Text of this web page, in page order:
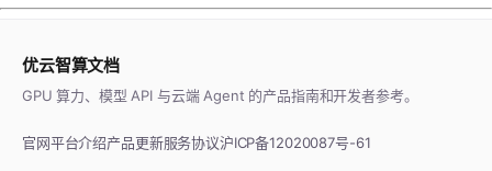
优云智算文档
GPU 算力、模型 API 与云端 Agent 的产品指南和开发者参考。
官网平台介绍产品更新服务协议沪ICP备12020087号-61